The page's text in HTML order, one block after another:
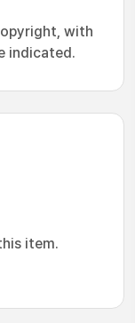
with
indicated.
item.